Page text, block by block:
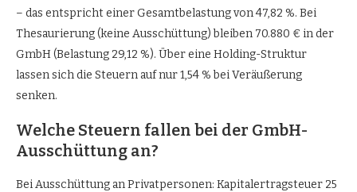
– das entspricht einer Gesamtbelastung von 47,82 %. Bei
Thesaurierung (keine Ausschüttung) bleiben 70.880 € in der
GmbH (Belastung 29,12 %). Über eine Holding-Struktur
lassen sich die Steuern auf nur 1,54 % bei Veräußerung
senken.
Welche Steuern fallen bei der GmbH-
Ausschüttung an?
Bei Ausschüttung an Privatpersonen: Kapitalertragsteuer 25